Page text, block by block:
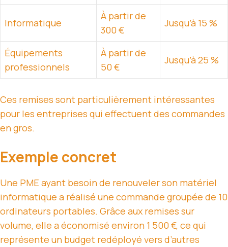
Informatique
À partir de
300 €
Jusqu’à 15 %
Équipements
professionnels
À partir de
50 €
Jusqu’à 25 %
Ces remises sont particulièrement intéressantes
pour les entreprises qui effectuent des commandes
en gros.
Exemple concret
Une PME ayant besoin de renouveler son matériel
informatique a réalisé une commande groupée de 10
ordinateurs portables. Grâce aux remises sur
volume, elle a économisé environ 1 500 €, ce qui
représente un budget redéployé vers d’autres